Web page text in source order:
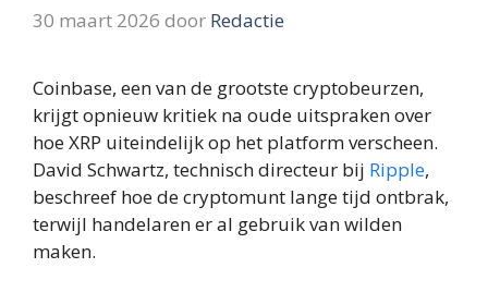
30 maart 2026 door Redactie
Coinbase, een van de grootste cryptobeurzen,
krijgt opnieuw kritiek na oude uitspraken over
hoe XRP uiteindelijk op het platform verscheen.
David Schwartz, technisch directeur bij Ripple,
beschreef hoe de cryptomunt lange tijd ontbrak,
terwijl handelaren er al gebruik van wilden
maken.